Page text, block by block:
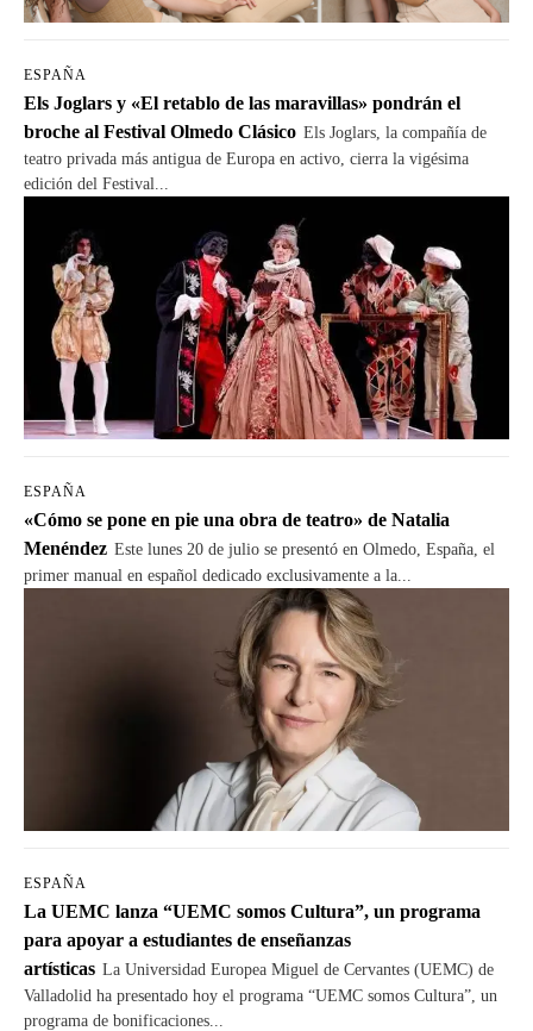
ESPAÑA
Els Joglars y «El retablo de las maravillas» pondrán el
broche al Festival Olmedo Clásico Els Joglars, la compañía de
teatro privada más antigua de Europa en activo, cierra la vigésima
edición del Festival...
ESPAÑA
«Cómo se pone en pie una obra de teatro» de Natalia
Menéndez Este lunes 20 de julio se presentó en Olmedo, España, el
primer manual en español dedicado exclusivamente a la...
ESPAÑA
La UEMC lanza “UEMC somos Cultura”, un programa
para apoyar a estudiantes de enseñanzas
artísticas La Universidad Europea Miguel de Cervantes (UEMC) de
Valladolid ha presentado hoy el programa “UEMC somos Cultura”, un
programa de bonificaciones...